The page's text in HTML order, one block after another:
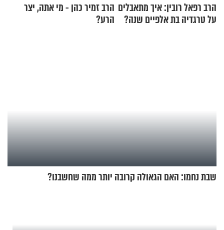
הרב רפאל רובין: איך מתאבלים
על טרגדיה בת אלפיים שנה?
הרב זמיר כהן - מי אתה, יצר
הרע?
שבת נחמו: האם הגאולה קרובה יותר ממה שחשבנו?